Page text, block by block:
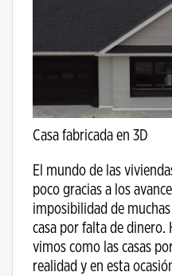
Casa fabricada en 3D
El mundo de las
poco gracias a los
imposibilidad de
casa por falta de dinero.
vimos como las casas
realidad y en esta